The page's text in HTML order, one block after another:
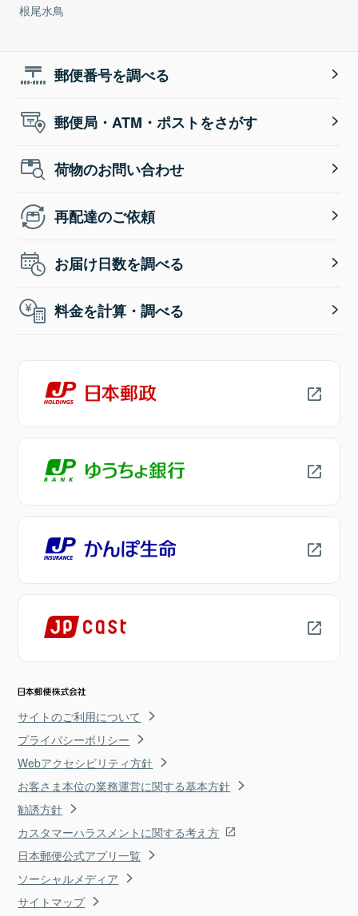
根尾水鳥
郵便番号を調べる
郵便局・ATM・ポストをさがす
荷物のお問い合わせ
再配達のご依頼
お届け日数を調べる
料金を計算・調べる
サイトのご利用について
プライバシーポリシー
Webアクセシビリティ方針
お客さま本位の業務運営に関する基本方針
勧誘方針
カスタマーハラスメントに関する考え方
日本郵便公式アプリ一覧
ソーシャルメディア
サイトマップ